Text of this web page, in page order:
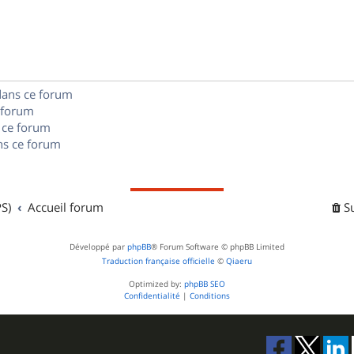
ce forum
forum
ce forum
Accueil forum
Développé par phpBB® Forum Software © phpBB Limited
Traduction française officielle © Qiaeru
Optimized by: phpBB SEO
Confidentialité | Conditions